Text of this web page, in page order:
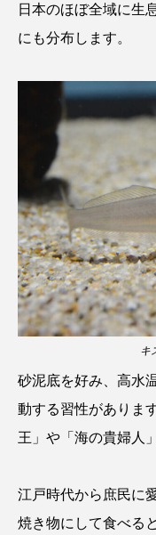
イトヨリダイ
ウマヅラハギ
エゾアイナメ
オオグソクムシ
オショロコマ
オットセイ
カイロウドウケツ
カエルアンコウ
カクレクマノミ
日本のほぼ全域に生
にも分布します。
キ
砂泥底を好み、高水
動する習性がありま
王」や「海の貴婦人
江戸時代から庶民に
焼き物にして食べる